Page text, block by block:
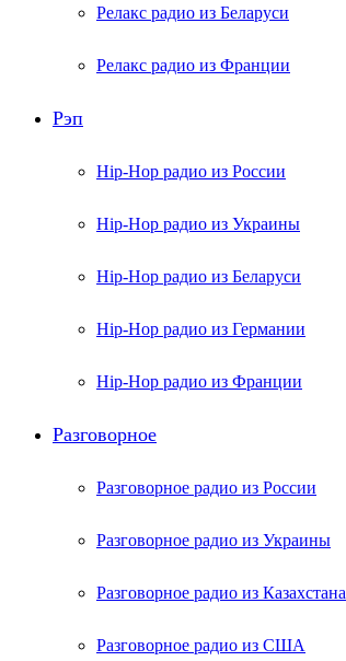
Релакс радио из Беларуси
Релакс радио из Франции
Рэп
Hip-Hop радио из России
Hip-Hop радио из Украины
Hip-Hop радио из Беларуси
Hip-Hop радио из Германии
Hip-Hop радио из Франции
Разговорное
Разговорное радио из России
Разговорное радио из Украины
Разговорное радио из Казахстана
Разговорное радио из США